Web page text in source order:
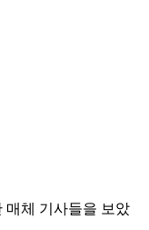
매체 기사들을 보았